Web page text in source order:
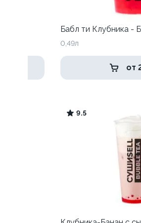
Бабл ти Клубника -
0,49л
от
9.5